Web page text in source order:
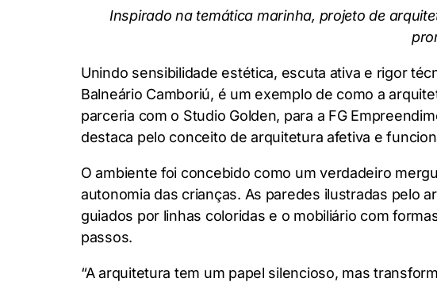
Inspirado na temática marinha, projeto de
Unindo sensibilidade estética, escuta ativa e rigor
Balneário Camboriú, é um exemplo de como a
parceria com o Studio Golden, para a FG
destaca pelo conceito de arquitetura afetiva e
O ambiente foi concebido como um verdadeiro
autonomia das crianças. As paredes ilustradas pelo
guiados por linhas coloridas e o mobiliário com
passos.
“A arquitetura tem um papel silencioso, mas